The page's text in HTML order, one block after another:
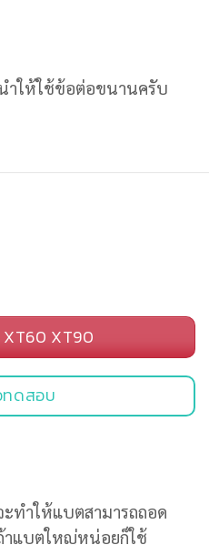
ำให้ใช้ข้อต่อขนานครับ
XT90
ทดสอบ
ทำให้แบตสามารถถอด
าแบตใหญ่หน่อยก็ใช้